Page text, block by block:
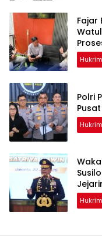
‎Fajar
Hukrim
Polri
Hukrim
Hukrim